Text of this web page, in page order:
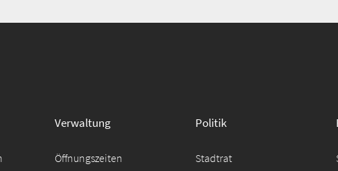
Verwaltung
Öffnungszeiten
Politik
Stadtrat